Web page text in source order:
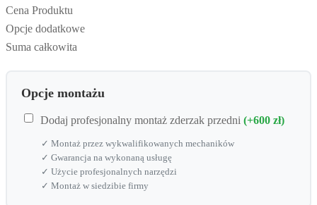
Cena Produktu
Opcje dodatkowe
Suma całkowita
Opcje montażu
Dodaj profesjonalny montaż zderzak przedni (+600 zł)
✓ Montaż przez wykwalifikowanych mechaników
✓ Gwarancja na wykonaną usługę
✓ Użycie profesjonalnych narzędzi
✓ Montaż w siedzibie firmy